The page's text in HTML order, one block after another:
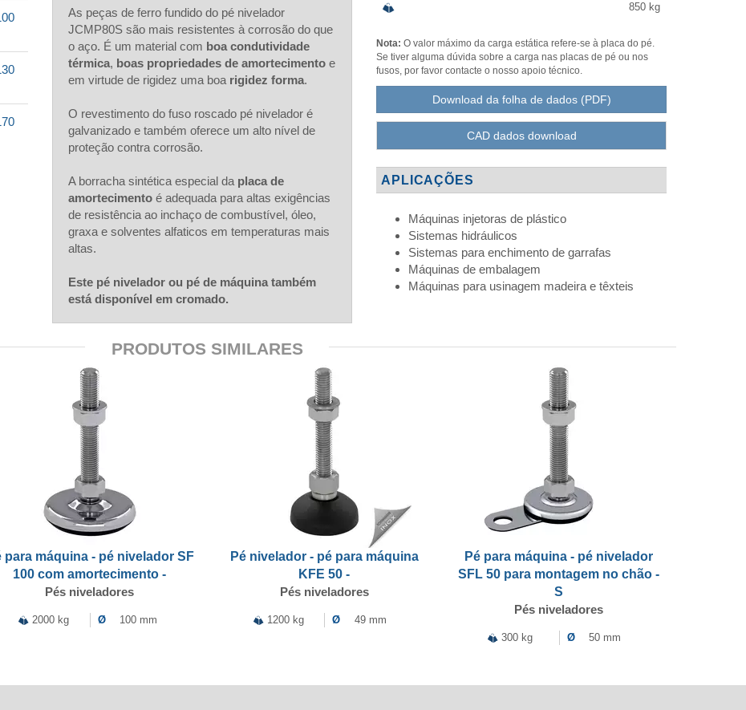
As peças de ferro fundido do pé nivelador
JCMP80S são mais resistentes à corrosão do que
o aço. É um material com boa condutividade
térmica, boas propriedades de amortecimento e
em virtude de rigidez uma boa rigidez forma.
O revestimento do fuso roscado pé nivelador é
galvanizado e também oferece um alto nível de
proteção contra corrosão.
A borracha sintética especial da placa de
amortecimento é adequada para altas exigências
de resistência ao inchaço de combustível, óleo,
graxa e solventes alfaticos em temperaturas mais
altas.
Este pé nivelador ou pé de máquina também
está disponível em cromado.
850kg
Nota: O valor máximo da carga estática refere-se à placa do pé.
Se tiver alguma dúvida sobre a carga nas placas de pé ou nos
fusos, por favor contacte o nosso apoio técnico.
Download da folha de dados (PDF)
CAD dados download
APLICAÇÕES
Máquinas injetoras de plástico
Sistemas hidráulicos
Sistemas para enchimento de garrafas
Máquinas de embalagem
Máquinas para usinagem madeira e têxteis
PRODUTOS SIMILARES
para máquina - pé nivelador SF
100 com amortecimento -
Pés niveladores
2000 kg Ø 100 mm
Pé nivelador - pé para máquina
KFE 50 -
Pés niveladores
1200 kg Ø 49 mm
Pé para máquina - pé nivelador
SFL 50 para montagem no chão -
S
Pés niveladores
300 kg Ø 50 mm